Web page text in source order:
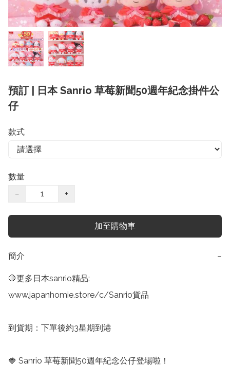
預訂 | 日本 Sanrio 草莓新聞50週年紀念掛件公
仔
款式
數量
−
+
加至購物車
簡介 −
🛑更多日本sanrio精品:
www.japanhomie.store/c/Sanrio貨品
到貨期：下單後約3星期到港
🍓 Sanrio 草莓新聞50週年紀念公仔登場啦！